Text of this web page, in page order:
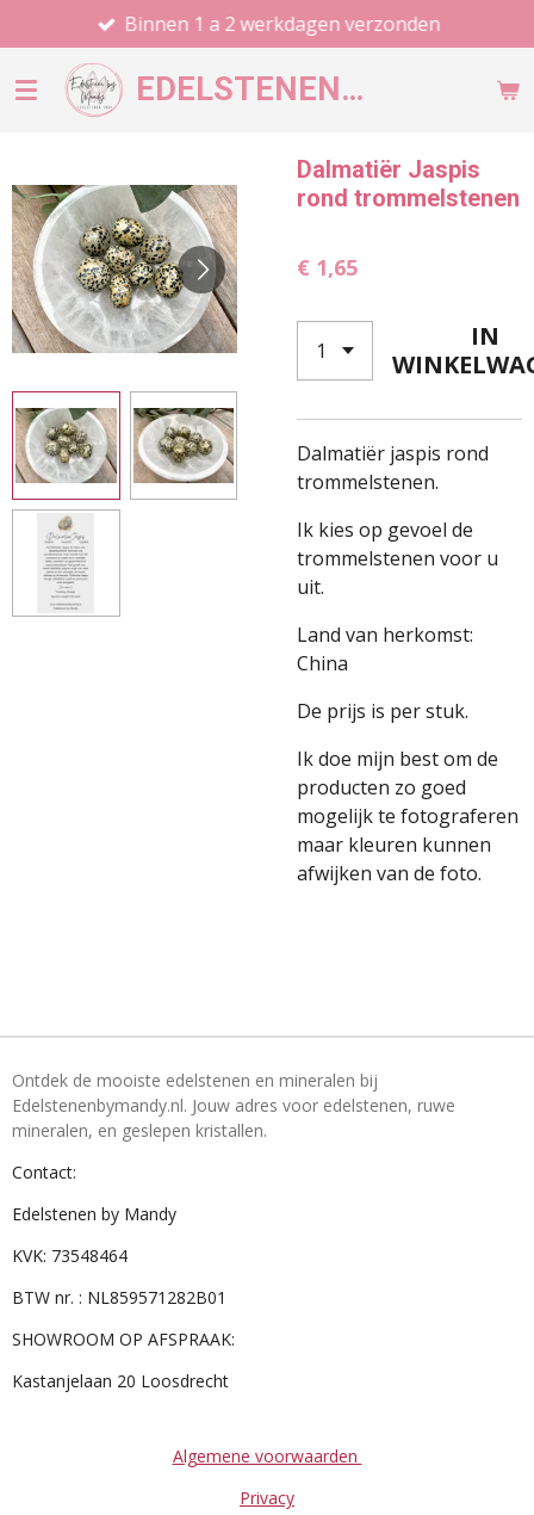
direct
naar
EDELSTENEN
BY MANDY
Binnen 1 a 2 werkdagen verzonden
Dalmatiër Jaspis
rond trommelstenen
€ 1,65
IN
Dalmatiër jaspis rond
trommelstenen.
Ik kies op gevoel de
trommelstenen voor u
uit.
Land van herkomst:
China
De prijs is per stuk.
Ik doe mijn best om de
producten zo goed
mogelijk te fotograferen
maar kleuren kunnen
afwijken van de foto.
Ontdek de mooiste edelstenen en mineralen bij
Edelstenenbymandy.nl. Jouw adres voor edelstenen, ruwe
mineralen, en geslepen kristallen.
Contact:
Edelstenen by Mandy
KVK: 73548464
BTW nr. : NL859571282B01
SHOWROOM OP AFSPRAAK:
Kastanjelaan 20 Loosdrecht
Algemene voorwaarden
Privacy